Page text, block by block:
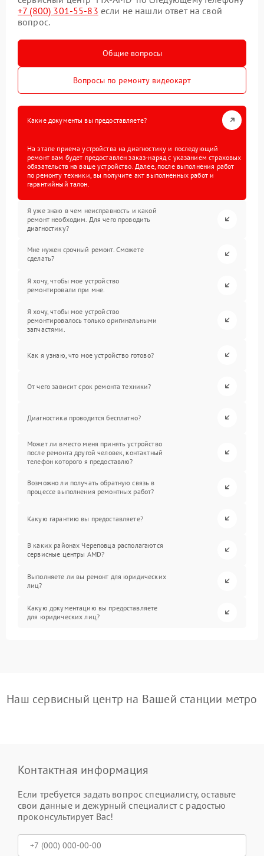
+7 (800) 301-55-83 если не нашли ответ на свой
вопрос.
Общие вопросы
Вопросы по ремонту видеокарт
Какие документы вы предоставляете?
На этапе приема устройства на диагностику и последующий
ремонт вам будет предоставлен заказ-наряд с указанием страховых
обязательств на ваше устройство. Далее, после выполнения работ
по ремонту техники, вы получите акт выполненных работ и
гарантийный талон.
Я уже знаю в чем неисправность и какой
ремонт необходим. Для чего проводить
диагностику?
Мне нужен срочный ремонт. Сможете
сделать?
Я хочу, чтобы мое устройство
ремонтировали при мне.
Я хочу, чтобы мое устройство
ремонтировалось только оригинальными
запчастями.
Как я узнаю, что мое устройство готово?
От чего зависит срок ремонта техники?
Диагностика проводится бесплатно?
Может ли вместо меня принять устройство
после ремонта другой человек, контактный
телефон которого я предоставлю?
Возможно ли получать обратную связь в
процессе выполнения ремонтных работ?
Какую гарантию вы предоставляете?
В каких районах Череповца располагаются
сервисные центры AMD?
Выполняете ли вы ремонт для юридических
лиц?
Какую документацию вы предоставляете
для юридических лиц?
Наш сервисный центр на Вашей станции метро
Контактная информация
Если требуется задать вопрос специалисту, оставьте
свои данные и дежурный специалист с радостью
проконсультирует Вас!